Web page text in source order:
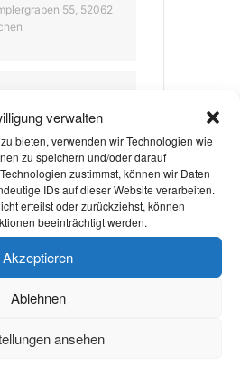
verwalten
bieten, verwenden wir Technologien wie
zu speichern und/oder darauf
zustimmst, können wir Daten
IDs auf dieser Website verarbeiten.
erteilst oder zurückziehst, können
beeinträchtigt werden.
Akzeptieren
Ablehnen
ansehen
55, 52062
Kulturveranstaltung
aachen.de/